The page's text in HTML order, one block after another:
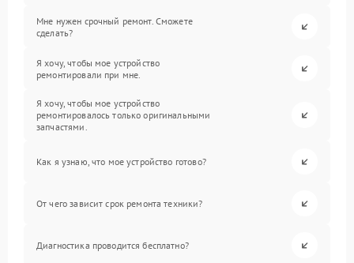
Мне нужен срочный ремонт. Сможете
сделать?
Я хочу, чтобы мое устройство
ремонтировали при мне.
Я хочу, чтобы мое устройство
ремонтировалось только оригинальными
запчастями.
Как я узнаю, что мое устройство готово?
От чего зависит срок ремонта техники?
Диагностика проводится бесплатно?